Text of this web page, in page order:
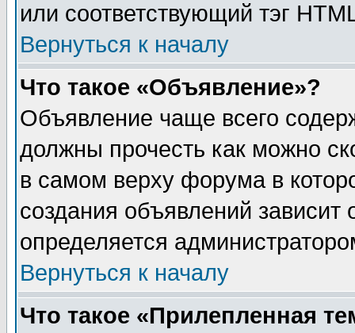
или соответствующий тэг
Вернуться к началу
Что такое «Объявление»?
Объявление чаще всего
должны прочесть как можно
в самом верху форума в
создания объявлений зависит
определяется
Вернуться к началу
Что такое «Прилепленная